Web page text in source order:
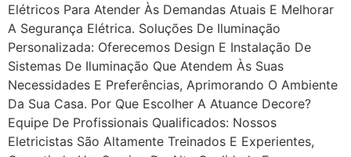
Elétricos Para Atender Às Demandas Atuais E Melhorar
A Segurança Elétrica. Soluções De Iluminação
Personalizada: Oferecemos Design E Instalação De
Sistemas De Iluminação Que Atendem Às Suas
Necessidades E Preferências, Aprimorando O Ambiente
Da Sua Casa. Por Que Escolher A Atuance Decore?
Equipe De Profissionais Qualificados: Nossos
Eletricistas São Altamente Treinados E Experientes,